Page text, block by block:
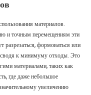
материалов.
и точным перемещениям эти
разрезаться, формоваться или
к минимуму отходы. Это
материалами, таких как
где даже небольшое
увеличению